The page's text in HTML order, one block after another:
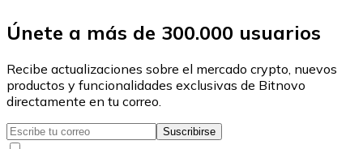
Únete a más de 300.000 usuarios
Recibe actualizaciones sobre el mercado crypto, nuevos
productos y funcionalidades exclusivas de Bitnovo
directamente en tu correo.
Suscribirse